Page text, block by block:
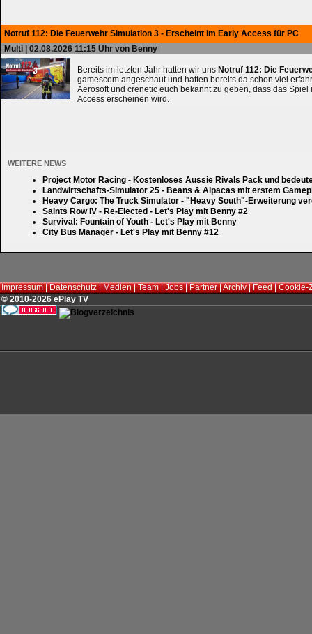
Notruf 112: Die Feuerwehr Simulation 3 - Erscheint im Early Access für PC
Multi | 02.08.2026 11:15 Uhr von Benny
Bereits im letzten Jahr hatten wir uns Notruf 112: Die
gamescom angeschaut und hatten bereits da schon viel
Aerosoft und crenetic euch bekannt zu geben, dass das Spiel
Access erscheinen wird.
WEITERE NEWS
Project Motor Racing - Kostenloses Aussie Rivals Pack und
Landwirtschafts-Simulator 25 - Beans & Alpacas mit erstem
Heavy Cargo: The Truck Simulator - "Heavy South"-Erweiterung
Saints Row IV - Re-Elected - Let's Play mit Benny #2
Survival: Fountain of Youth - Let's Play mit Benny
City Bus Manager - Let's Play mit Benny #12
Impressum|Datenschutz|Medien|Team|Jobs|Partner|Archiv|Feed|Cookie-
© 2010-2026 ePlay TV